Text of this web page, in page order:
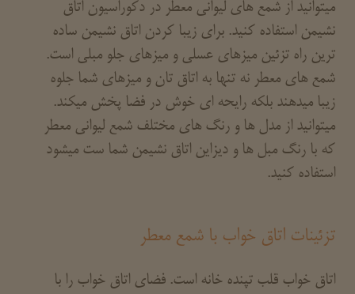
میتوانید از شمع های لیوانی معطر در دکوراسیون اتاق
نشیمن استفاده کنید. برای زیبا کردن اتاق نشیمن ساده
ترین راه تزئین میزهای عسلی و میزهای جلو مبلی است.
شمع های معطر نه تنها به اتاق تان و میزهای شما جلوه
زیبا میدهند بلکه رایحه ای خوش در فضا پخش میکند.
میتوانید از مدل ها و رنگ های مختلف شمع لیوانی معطر
که با رنگ مبل ها و دیزاین اتاق نشیمن شما ست میشود
استفاده کنید.
تزئینات اتاق خواب با شمع معطر
اتاق خواب قلب تپنده خانه است. فضای اتاق خواب را با